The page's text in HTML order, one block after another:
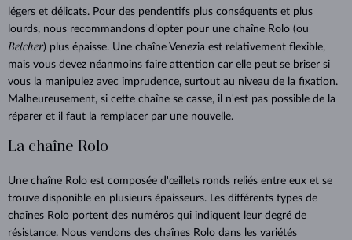
légers et délicats. Pour des pendentifs plus conséquents et plus
lourds, nous recommandons d’opter pour une chaîne Rolo (ou
Belcher) plus épaisse. Une chaîne Venezia est relativement flexible,
mais vous devez néanmoins faire attention car elle peut se briser si
vous la manipulez avec imprudence, surtout au niveau de la fixation.
Malheureusement, si cette chaîne se casse, il n'est pas possible de la
réparer et il faut la remplacer par une nouvelle.
La chaîne Rolo
Une chaîne Rolo est composée d'œillets ronds reliés entre eux et se
trouve disponible en plusieurs épaisseurs. Les différents types de
chaînes Rolo portent des numéros qui indiquent leur degré de
résistance. Nous vendons des chaînes Rolo dans les variétés